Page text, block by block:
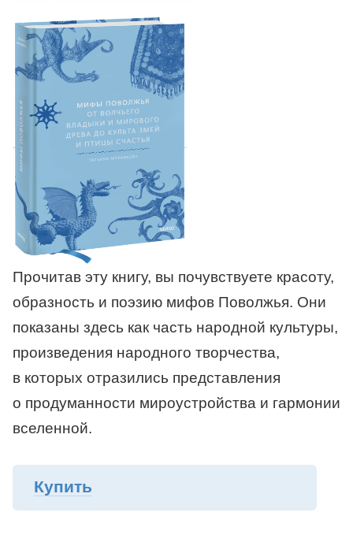
Прочитав эту книгу, вы почувствуете красоту,
образность и поэзию мифов Поволжья. Они
показаны здесь как часть народной культуры,
произведения народного творчества,
в которых отразились представления
о продуманности мироустройства и гармонии
вселенной.
Купить